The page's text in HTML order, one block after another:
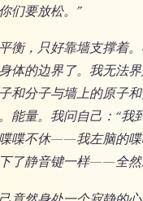
们要放松。”
衡，只好靠墙支撑着
体的边界了。我无法
和分子与墙上的原子
能量。我问自己：“我
喋不休——我左脑的
了静音键一样——全然